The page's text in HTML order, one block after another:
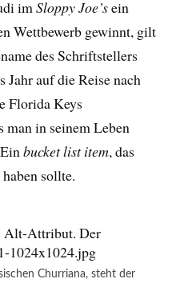
imSloppy Joe’sein
Wettbewerb gewinnt, gilt
des Schriftstellers
Jahr auf die Reise nach
Florida Keys
man in seinem Leben
bucket list item, das
sollte.
Churriana, steht der